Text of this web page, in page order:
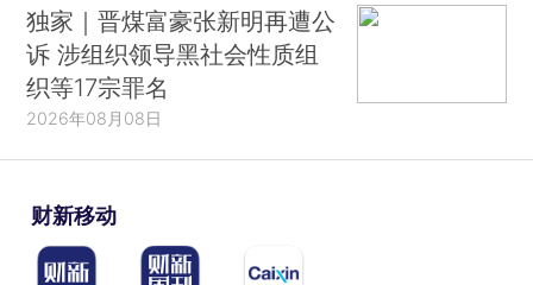
独家｜晋煤富豪张新明再遭公
诉 涉组织领导黑社会性质组
织等17宗罪名
2026年08月08日
财新移动